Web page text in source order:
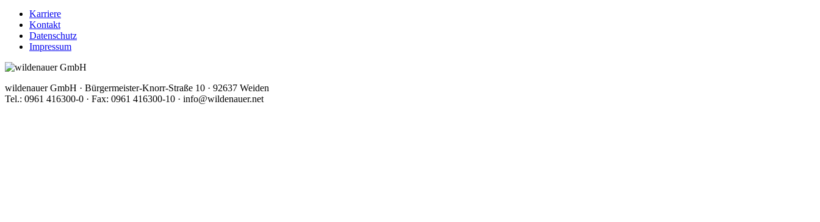
Karriere
Kontakt
Datenschutz
Impressum
wildenauer GmbH · Bürgermeister-Knorr-Straße 10 · 92637 Weiden
Tel.: 0961 416300-0 · Fax: 0961 416300-10 · info@wildenauer.net